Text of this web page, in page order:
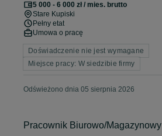
5 000 - 6 000 zł / mies. brutto
Stare Kupiski
Pełny etat
Umowa o pracę
Doświadczenie nie jest wymagane
Miejsce pracy: W siedzibie firmy
Odświeżono dnia 05 sierpnia 2026
Pracownik Biurowo/Magazynowy